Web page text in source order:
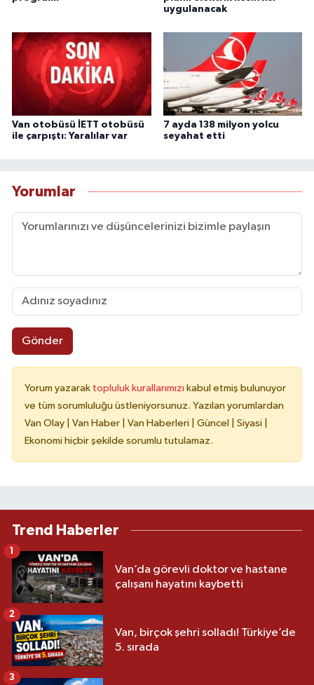
uygulanacak
Van otobüsü İETT otobüsü
ile çarpıştı: Yaralılar var
7 ayda 138 milyon yolcu
seyahat etti
Yorumlar
Gönder
Yorum yazarak topluluk kurallarımızı kabul etmiş bulunuyor
ve tüm sorumluluğu üstleniyorsunuz. Yazılan yorumlardan
Van Olay | Van Haber | Van Haberleri | Güncel | Siyasi |
Ekonomi hiçbir şekilde sorumlu tutulamaz.
Trend Haberler
Van’da görevli doktor ve hastane
çalışanı hayatını kaybetti
1
Van, birçok şehri solladı! Türkiye’de
5. sırada
2
3